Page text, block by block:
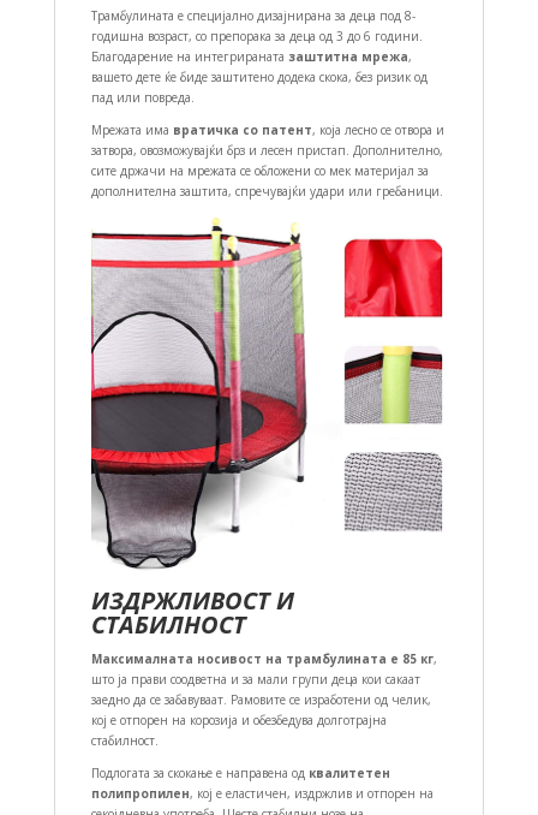
Трамбулината е специјално дизајнирана за деца под 8-
годишна возраст, со препорака за деца од 3 до 6 години.
Благодарение на интегрираната заштитна мрежа,
вашето дете ќе биде заштитено додека скока, без ризик од
пад или повреда.
Мрежата има вратичка со патент, која лесно се отвора и
затвора, овозможувајќи брз и лесен пристап. Дополнително,
сите држачи на мрежата се обложени со мек материјал за
дополнителна заштита, спречувајќи удари или гребаници.
ИЗДРЖЛИВОСТ И
СТАБИЛНОСТ
Максималната носивост на трамбулината е 85 кг,
што ја прави соодветна и за мали групи деца кои сакаат
заедно да се забавуваат. Рамовите се изработени од челик,
кој е отпорен на корозија и обезбедува долготрајна
стабилност.
Подлогата за скокање е направена од квалитетен
полипропилен, кој е еластичен, издржлив и отпорен на